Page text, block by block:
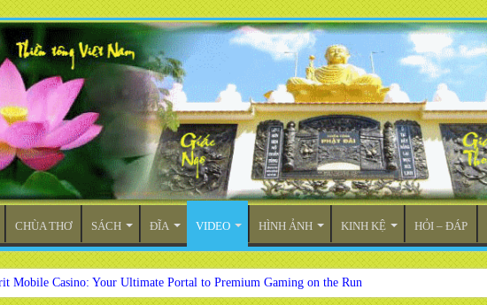
CHÙA THƠ SÁCH ĐĨA VIDEO HÌNH ẢNH KINH KỆ HỎI – ĐÁP
Mobile Casino: Your Ultimate Portal to Premium Gaming on the Run